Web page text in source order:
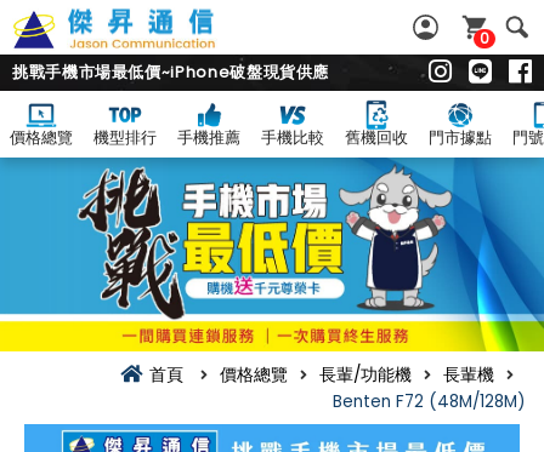
0
挑戰手機市場最低價~iPhone破盤現貨供應
價格總覽 機型排行 手機推薦 手機比較 舊機回收 門市據點 門
首頁 價格總覽 長輩/功能機
長輩機
Benten F72 (48M/128M)